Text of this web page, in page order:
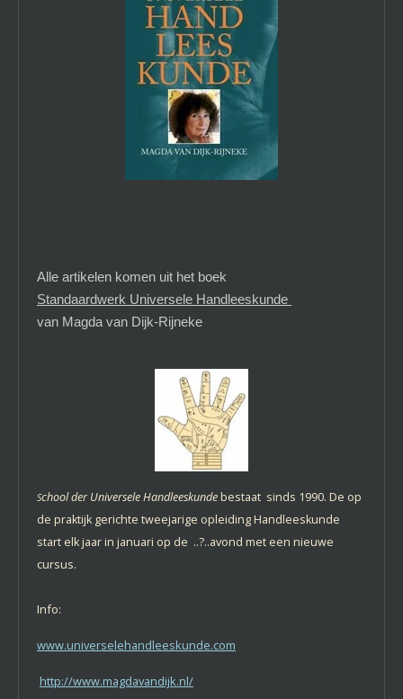
Alle artikelen komen uit het boek
Standaardwerk Universele Handleeskunde
van Magda van Dijk-Rijneke
School der Universele Handleeskundebestaat sinds 1990. De op
de praktijk gerichte tweejarige opleiding Handleeskunde
start elk jaar in januari op de ..?..avond met een nieuwe
cursus.
Info:
www.universelehandleeskunde.com
http://www.magdavandijk.nl/